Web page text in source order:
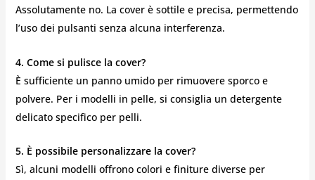
Assolutamente no. La cover è sottile e precisa, permettendo
l’uso dei pulsanti senza alcuna interferenza.
4. Come si pulisce la cover?
È sufficiente un panno umido per rimuovere sporco e
polvere. Per i modelli in pelle, si consiglia un detergente
delicato specifico per pelli.
5. È possibile personalizzare la cover?
Sì, alcuni modelli offrono colori e finiture diverse per